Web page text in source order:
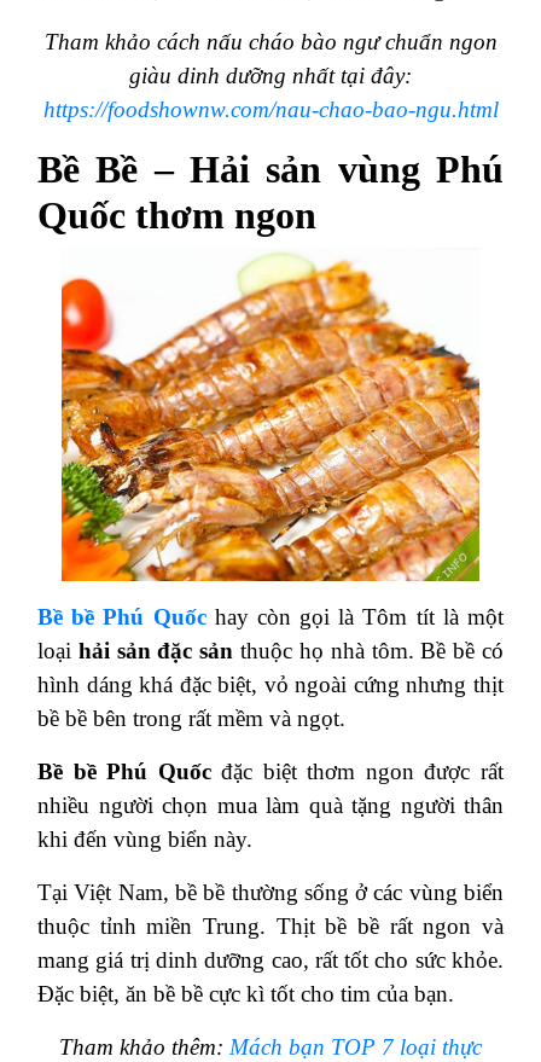
Tham khảo cách nấu cháo bào ngư chuẩn ngon
giàu dinh dưỡng nhất tại đây:
https://foodshownw.com/nau-chao-bao-ngu.html
Bề Bề – Hải sản vùng Phú
Quốc thơm ngon
Bề bề Phú Quốchay còn gọi là Tôm tít là một
loại hải sản đặc sản thuộc họ nhà tôm. Bề bề có
hình dáng khá đặc biệt, vỏ ngoài cứng nhưng thịt
bề bề bên trong rất mềm và ngọt.
Bề bề Phú Quốcđặc biệt thơm ngon được rất
nhiều người chọn mua làm quà tặng người thân
khi đến vùng biển này.
Tại Việt Nam, bề bề thường sống ở các vùng biển
thuộc tỉnh miền Trung. Thịt bề bề rất ngon và
mang giá trị dinh dưỡng cao, rất tốt cho sức khỏe.
Đặc biệt, ăn bề bề cực kì tốt cho tim của bạn.
Tham khảo thêm: Mách bạn TOP 7 loại thực